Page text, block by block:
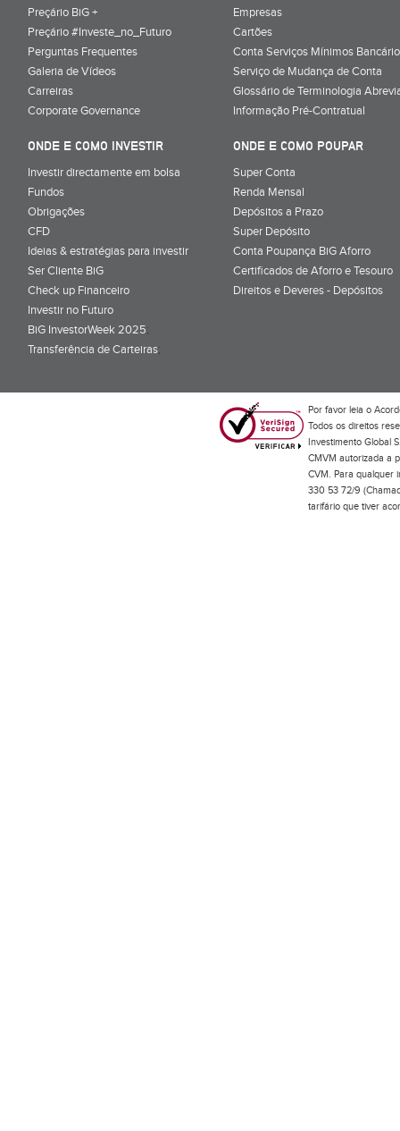
Preçário BiG +
Preçário #Investe_no_Futuro
Perguntas Frequentes
Galeria de Vídeos
Carreiras
Corporate Governance
Empresas
Cartões
Conta Serviços Mínimos
Serviço de Mudança de Conta
Glossário de Terminologia
Informação Pré-Contratual
ONDE E COMO INVESTIR
Investir directamente em bolsa
Fundos
Obrigações
CFD
Ideias & estratégias para investir
Ser Cliente BiG
Check up Financeiro
Investir no Futuro
BiG InvestorWeek 2025;
Transferência de Carteiras;
ONDE E COMO POUPAR
Super Conta
Renda Mensal
Depósitos a Prazo
Super Depósito
Conta Poupança BiG Aforro
Certificados de Aforro e Tesouro
Direitos e Deveres - Depósitos
Por favor leia o
Todos os direitos
Investimento Global
CMVM autorizada a
CVM. Para qualquer
330 53 72/9
tarifário que tiver